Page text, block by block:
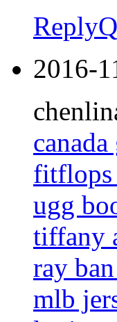
Reply
2016-
fitflops
ugg
tiffany
ray
mlb